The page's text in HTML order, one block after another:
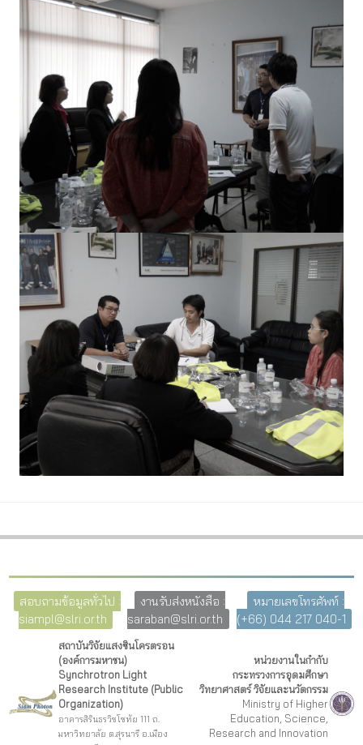
สอบถามข้อมูลทั่วไป :
siampl@slri.or.th
งานรับส่งหนังสือ :
saraban@slri.or.th
หมายเลขโทรศัพท์ :
(+66) 044 217 040-1
สถาบันวิจัยแสงซินโครตรอน
(องค์การมหาชน)
Synchrotron Light
Research Institute (Public
Organization)
อาคารสิรินธรวิชโชทัย 111 ถ.
มหาวิทยาลัย ต.สุรนารี อ.เมือง
หน่วยงานในกำกับ
กระทรวงการอุดมศึกษา
วิทยาศาสตร์ วิจัยและนวัตกรรม
Ministry of Higher
Education, Science,
Research and Innovation